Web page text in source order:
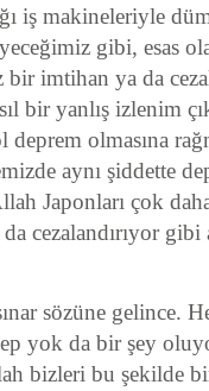
iş makineleriyle
gibi, esas
bir imtihan ya da
bir yanlış izlenim
olmasına
aynı şiddette
Japonları çok
da cezalandırıyor
sözüne gelince.
yok da bir şey
bizleri bu şekilde